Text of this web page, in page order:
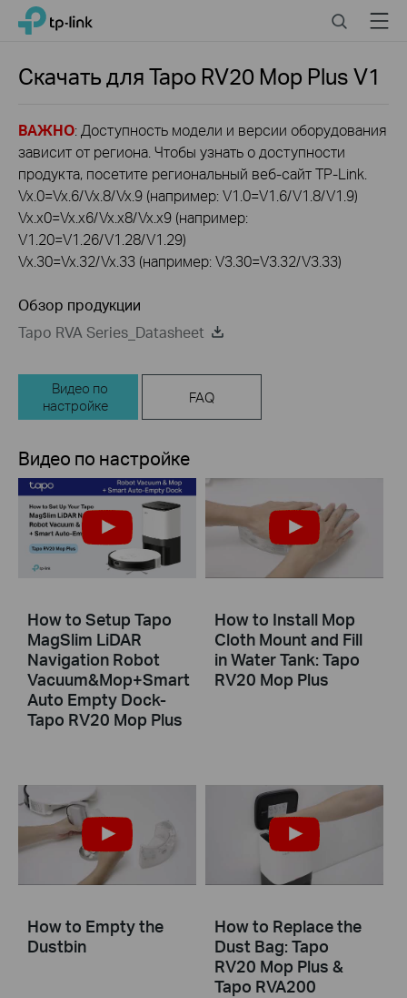
Click
navigation
TP-Link, Reliably Smart SearchMenu
Скачать дляTapo RV20 Mop PlusV1
ВАЖНО: Доступность модели и версии оборудования
зависит от региона. Чтобы узнать о доступности
продукта, посетите региональный веб-сайт TP-Link.
Vx.0=Vx.6/Vx.8/Vx.9 (например: V1.0=V1.6/V1.8/V1.9)
Vx.x0=Vx.x6/Vx.x8/Vx.x9 (например:
V1.20=V1.26/V1.28/V1.29)
Vx.30=Vx.32/Vx.33 (например: V3.30=V3.32/V3.33)
Обзор продукции
Tapo RVA Series_Datasheet
Видео по
настройке
FAQ
Видео по настройке
How to Setup Tapo
MagSlim LiDAR
Navigation Robot
Vacuum&Mop+Smart
Auto Empty Dock-
Tapo RV20 Mop Plus
How to Install Mop
Cloth Mount and Fill
in Water Tank: Tapo
RV20 Mop Plus
How to Empty the
Dustbin
How to Replace the
Dust Bag: Tapo
RV20 Mop Plus &
Tapo RVA200